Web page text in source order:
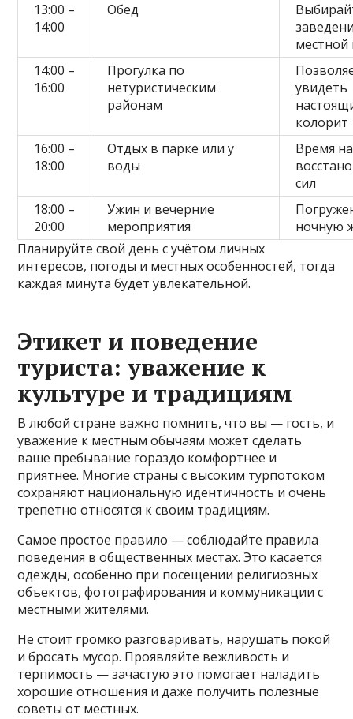
13:00 –
14:00
Обед
местной
14:00 –
16:00
Прогулка по
нетуристическим
районам
увидеть
колорит
16:00 –
18:00
Отдых в парке или у
воды
Время на
сил
18:00 –
20:00
Ужин и вечерние
мероприятия
ночную
Планируйте свой день с учётом личных
интересов, погоды и местных особенностей, тогда
каждая минута будет увлекательной.
Этикет и поведение
туриста: уважение к
культуре и традициям
В любой стране важно помнить, что вы — гость, и
уважение к местным обычаям может сделать
ваше пребывание гораздо комфортнее и
приятнее. Многие страны с высоким турпотоком
сохраняют национальную идентичность и очень
трепетно относятся к своим традициям.
Самое простое правило — соблюдайте правила
поведения в общественных местах. Это касается
одежды, особенно при посещении религиозных
объектов, фотографирования и коммуникации с
местными жителями.
Не стоит громко разговаривать, нарушать покой
и бросать мусор. Проявляйте вежливость и
терпимость — зачастую это помогает наладить
хорошие отношения и даже получить полезные
советы от местных.